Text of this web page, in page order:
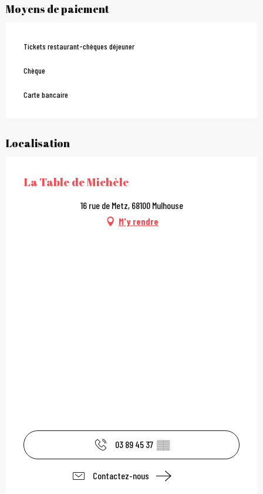
Moyens de paiement
Tickets restaurant-chèques déjeuner
Chèque
Carte bancaire
Localisation
La Table de Michèle
16 rue de Metz, 68100 Mulhouse
M'y rendre
03 89 45 37 ▒▒
Contactez-nous